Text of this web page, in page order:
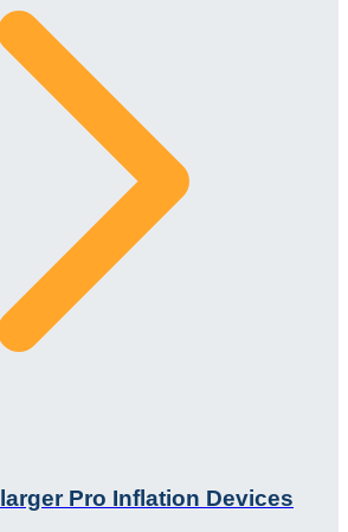
Pro Inflation Devices